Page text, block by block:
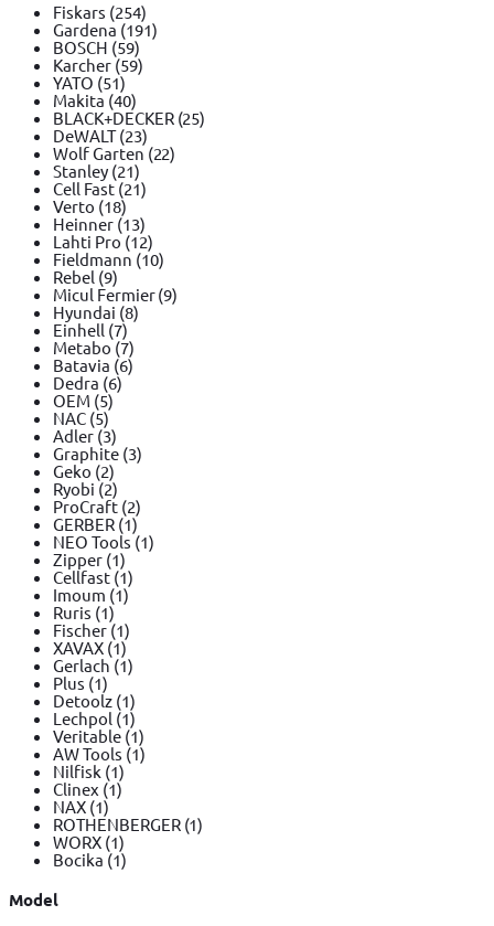
Fiskars (254)
Gardena (191)
BOSCH (59)
Karcher(59)
YATO (51)
Makita (40)
BLACK+DECKER (25)
DeWALT(23)
Wolf Garten (22)
Stanley (21)
Cell Fast(21)
Verto (18)
Heinner (13)
Lahti Pro(12)
Fieldmann (10)
Rebel (9)
Micul Fermier(9)
Hyundai (8)
Einhell (7)
Metabo(7)
Batavia (6)
Dedra (6)
OEM (5)
NAC (5)
Adler(3)
Graphite (3)
Geko (2)
Ryobi (2)
ProCraft (2)
GERBER (1)
NEO Tools(1)
Zipper (1)
Cellfast(1)
Imoum (1)
Ruris (1)
Fischer(1)
XAVAX (1)
Gerlach(1)
Plus (1)
Detoolz (1)
Lechpol (1)
Veritable (1)
AW Tools (1)
Nilfisk (1)
Clinex (1)
NAX (1)
ROTHENBERGER (1)
WORX (1)
Bocika (1)
Model